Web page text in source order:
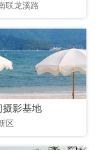
联龙溪路
摄影基地
区